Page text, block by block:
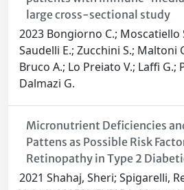
large cross-sectional study
2023 Bongiorno C.; Moscatiello
Saudelli E.; Zucchini S.; Maltoni
Bruco A.; Lo Preiato V.; Laffi G.;
Dalmazi G.
Micronutrient Deficiencies
Pattens as Possible Risk
Retinopathy in Type 2
2021 Shahaj, Sheri; Spigarelli,